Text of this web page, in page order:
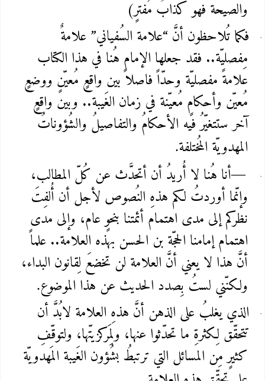
والصيحة فهو كذابٌ مُفترٍ)
فكما تُلاحظون أنَّ “علامة السُفياني” علامةٌ
مِفصليّة.. فقد جعلها الإمام هُنا في هذا الكتاب
علامةً مفصليّة وحدّاً فاصلاً بين واقعٍ مُعيّنٍ ووضعٍ
مُعيّن وأحكامٍ مُعيّنة في زمان الغَيبة.. وبين واقعٍ
آخر ستتغيّرُ فيه الأحكامُ والتفاصيلُ والشُؤوناتُ
المهدويّة المُختلفة.
—أنا هُنا لا أُريدُ أن أتحدَّث عن كُلّ المطالب،
وإنّما أوردتُ لكم هذهِ النُصوص لأجل أن أُلفِتَ
نظركم إلى مدى اهتمام أئمتنا بنحوٍ عام، وإلى مدى
اهتمام إمامنا الحجّة بن الحسن بهذه العلامة.. علماً
أنَّ هذا لا يعني أنَّ العلامة لن تخضعَ لِقانون البداء،
ولكنّني لستُ بِصدد الحديث عن هذا الموضوع.
الذي يغلبُ على الذهن أنَّ هذهِ العلامة لابُدَّ أن
تتحقّق لِكثرةِ ما تحدّثوا عنها، ولِمَركزيتّها، ولتوقّفِ
كثيرٍ مِن المسائل التي ترتبطُ بشُؤون الغَيبة المَهدويّة